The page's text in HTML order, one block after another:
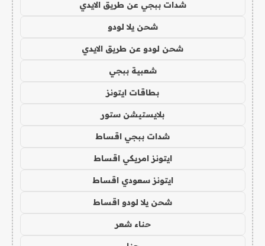
شدات ببجي عن طريق الايدي
شحن يلا لودو
شحن لودو عن طريق الايدي
شعبية ببجي
بطاقات ايتونز
بلايستيشن ستور
شدات ببجي اقساط
ايتونز امريكي اقساط
ايتونز سعودي اقساط
شحن يلا لودو اقساط
حناء شعر